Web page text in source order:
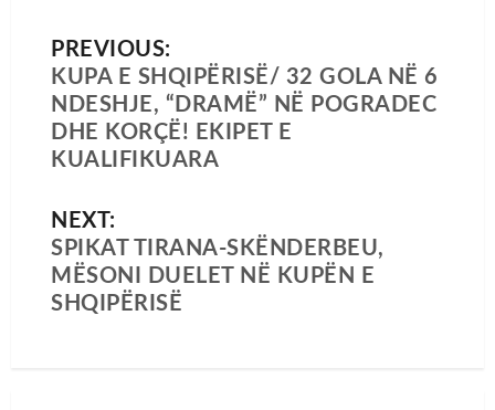
PREVIOUS:
KUPA E SHQIPËRISË/ 32 GOLA NË 6
NDESHJE, “DRAMË” NË POGRADEC
DHE KORÇË! EKIPET E
KUALIFIKUARA
NEXT:
SPIKAT TIRANA-SKËNDERBEU,
MËSONI DUELET NË KUPËN E
SHQIPËRISË